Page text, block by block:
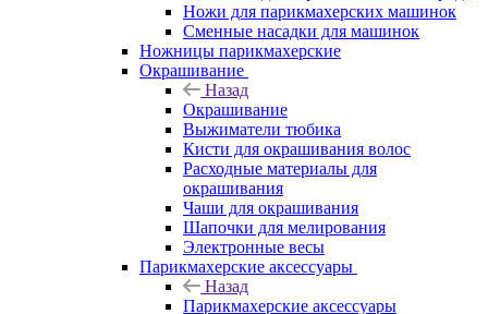
Ножи для парикмахерских машинок
Сменные насадки для машинок
Ножницы парикмахерские
Окрашивание
Назад
Окрашивание
Выжиматели тюбика
Кисти для окрашивания волос
Расходные материалы для
окрашивания
Чаши для окрашивания
Шапочки для мелирования
Электронные весы
Парикмахерские аксессуары
Назад
Парикмахерские аксессуары